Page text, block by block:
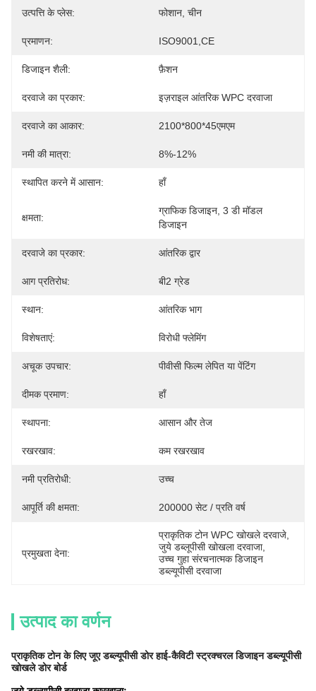
उत्पत्ति के प्लेस: फोशान, चीन
प्रमाणन: ISO9001,CE
डिजाइन शैली: फ़ैशन
दरवाजे का प्रकार: इज़राइल आंतरिक WPC दरवाजा
दरवाजे का आकार: 2100*800*45एमएम
नमी की मात्रा: 8%-12%
स्थापित करने में आसान: हाँ
क्षमता:
ग्राफिक डिजाइन, 3 डी मॉडल
डिजाइन
दरवाजे का प्रकार: आंतरिक द्वार
आग प्रतिरोध: बी2 ग्रेड
स्थान: आंतरिक भाग
विशेषताएं: विरोधी फ्लेमिंग
अचूक उपचार: पीवीसी फिल्म लेपित या पेंटिंग
दीमक प्रमाण: हाँ
स्थापना: आसान और तेज
रखरखाव: कम रखरखाव
नमी प्रतिरोधी: उच्च
आपूर्ति की क्षमता: 200000 सेट / प्रति वर्ष
प्रमुखता देना:
प्राकृतिक टोन WPC खोखले दरवाजे
जुये डब्लूपीसी खोखला दरवाजा,
उच्च गुहा संरचनात्मक डिजाइन
डब्ल्यूपीसी दरवाजा
उत्पाद का वर्णन
प्राकृतिक टोन के लिए जूए डब्ल्यूपीसी डोर हाई-कैविटी स्ट्रक्चरल डिजाइन डब्ल्यूपीसी
खोखले डोर बोर्ड